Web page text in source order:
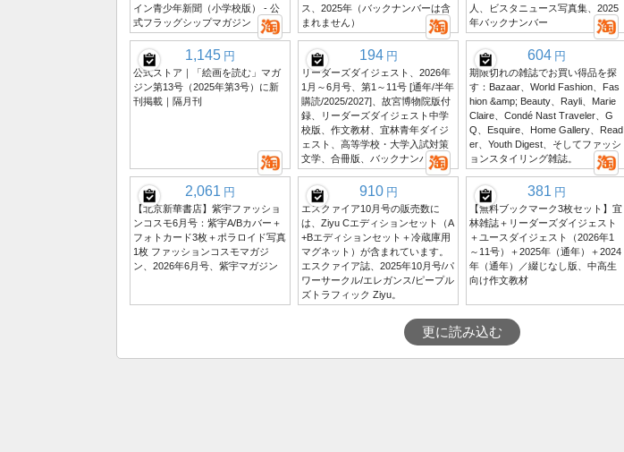
イン青少年新聞（小学校版） - 公
式フラッグシップマガジン
ス、2025年（バックナンバーは含
まれません）
人、ビスタニュース写真集、2025
年バックナンバー
1,145 円
公式ストア｜「絵画を読む」マガ
ジン第13号（2025年第3号）に新
刊掲載｜隔月刊
194 円
リーダーズダイジェスト、2026年
1月～6月号、第1～11号 [通年/半年
購読/2025/2027]、故宮博物院版付
録、リーダーズダイジェスト中学
校版、作文教材、宜林青年ダイジ
ェスト、高等学校・大学入試対策
文学、合冊版、バックナンバー
604 円
期限切れの雑誌でお買い得品を探
す：Bazaar、World Fashion、Fas
hion &amp; Beauty、Rayli、Marie
Claire、Condé Nast Traveler、G
Q、Esquire、Home Gallery、Read
er、Youth Digest、そしてファッシ
ョンスタイリング雑誌。
2,061 円
【北京新華書店】紫宇ファッショ
ンコスモ6月号：紫宇A/Bカバー＋
フォトカード3枚＋ポラロイド写真
1枚 ファッションコスモマガジ
ン、2026年6月号、紫宇マガジン
910 円
エスクァイア10月号の販売数に
は、Ziyu Cエディションセット（A
+Bエディションセット＋冷蔵庫用
マグネット）が含まれています。
エスクァイア誌、2025年10月号/パ
ワーサークル/エレガンス/ピープル
ズトラフィック Ziyu。
381 円
【無料ブックマーク3枚セット】宜
林雑誌＋リーダーズダイジェスト
＋ユースダイジェスト（2026年1
～11号）＋2025年（通年）＋2024
年（通年）／綴じなし版、中高生
向け作文教材
更に読み込む